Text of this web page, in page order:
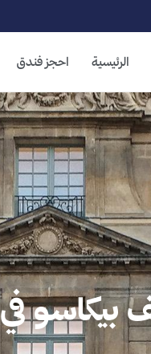
الرئيسية احجز فندق
بيكاسو في